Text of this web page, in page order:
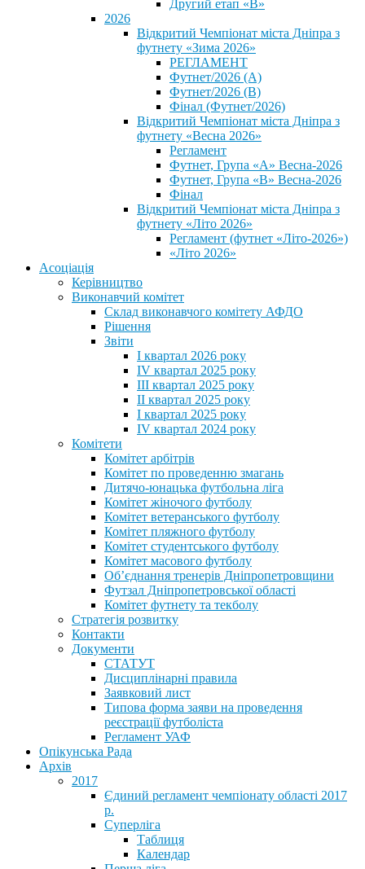
Другий етап «В»
2026
Відкритий Чемпіонат міста Дніпра з
футнету «Зима 2026»
РЕГЛАМЕНТ
Футнет/2026 (А)
Футнет/2026 (В)
Фінал (Футнет/2026)
Відкритий Чемпіонат міста Дніпра з
футнету «Весна 2026»
Регламент
Футнет, Група «А» Весна-2026
Футнет, Група «В» Весна-2026
Фінал
Відкритий Чемпіонат міста Дніпра з
футнету «Літо 2026»
Регламент (футнет «Літо-2026»)
«Літо 2026»
Асоціація
Керівництво
Виконавчий комітет
Склад виконавчого комітету АФДО
Рішення
Звіти
I квартал 2026 року
IV квартал 2025 року
III квартал 2025 року
II квартал 2025 року
I квартал 2025 року
IV квартал 2024 року
Комітети
Комітет арбітрів
Комітет по проведенню змагань
Дитячо-юнацька футбольна ліга
Комітет жіночого футболу
Комітет ветеранського футболу
Комітет пляжного футболу
Комітет студентського футболу
Комітет масового футболу
Обʼєднання тренерів Дніпропетровщини
Футзал Дніпропетровської області
Комітет футнету та текболу
Стратегія розвитку
Контакти
Документи
СТАТУТ
Дисциплінарні правила
Заявковий лист
Типова форма заяви на проведення
реєстрації футболіста
Регламент УАФ
Опікунська Рада
Архів
2017
Єдиний регламент чемпіонату області 2017
р.
Суперліга
Таблиця
Календар